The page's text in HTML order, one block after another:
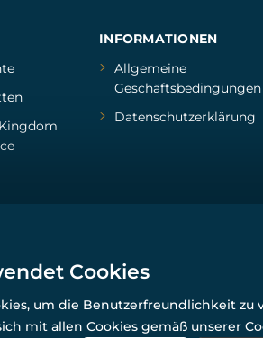
Kingdom
INFORMATIONEN
Allgemeine
Geschäftsbedingungen
Datenschutzerklärung
Cookies
um die Benutzerfreundlichkeit zu
mit allen Cookies gemäß unserer